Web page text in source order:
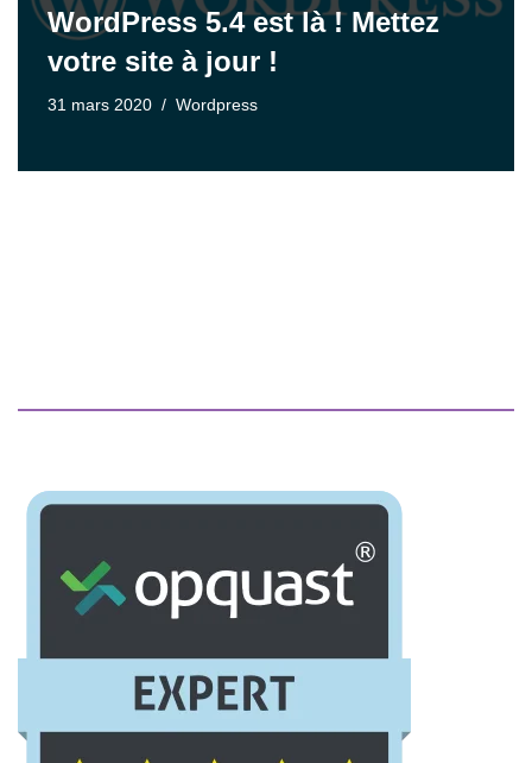
WordPress 5.4 est là ! Mettez
votre site à jour !
31 mars 2020 Wordpress